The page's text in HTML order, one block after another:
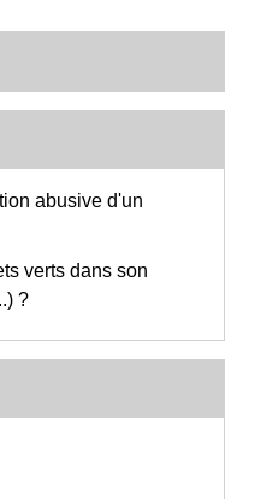
abusive d'un
verts dans son
?